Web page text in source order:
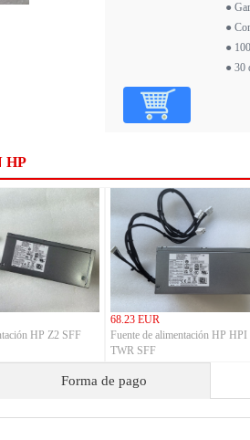
●
●
●
● 30
HP
HP Z2 SFF
68.23 EUR
Fuente de alimentación HP HPI
TWR SFF
Forma de pago